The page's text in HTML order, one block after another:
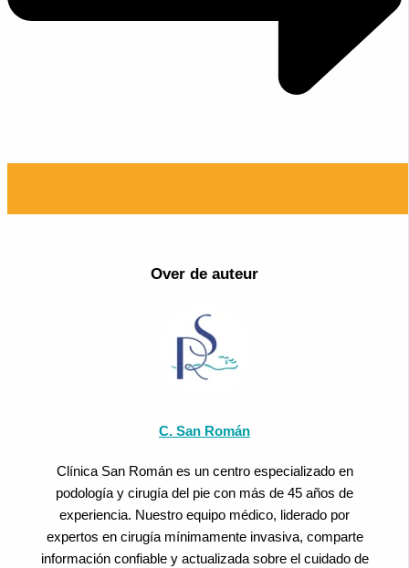
Over de auteur
C. San Román
Clínica San Román es un centro especializado en
podología y cirugía del pie con más de 45 años de
experiencia. Nuestro equipo médico, liderado por
expertos en cirugía mínimamente invasiva, comparte
información confiable y actualizada sobre el cuidado de